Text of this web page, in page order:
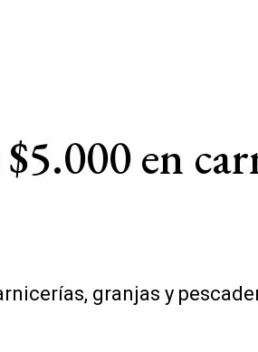
en
granjas y